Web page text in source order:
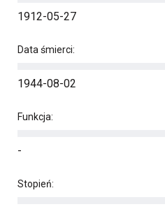
1912-05-27
Data śmierci:
1944-08-02
Funkcja:
-
Stopień: